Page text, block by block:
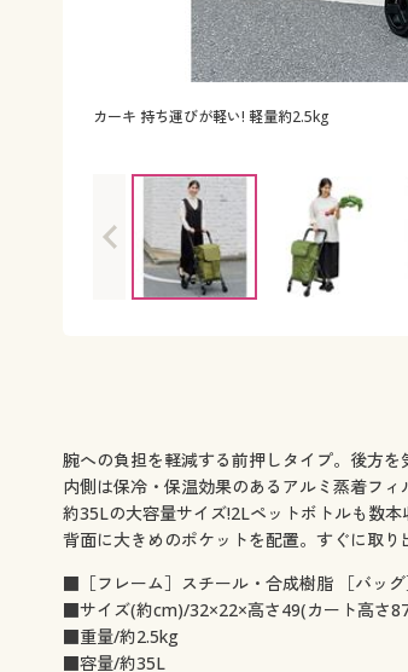
カーキ 持ち運びが軽い! 軽量約2.5kg
腕への負担を軽減する前押しタイプ。後方を
内側は保冷・保温効果のあるアルミ蒸着フ
約35Lの大容量サイズ!2Lペットボトルも数本
背面に大きめのポケットを配置。すぐに取り
■［フレーム］スチール・合成樹脂 ［バッ
■サイズ(約cm)/32×22×高さ49(カート高さ
■重量/約2.5kg
■容量/約35L